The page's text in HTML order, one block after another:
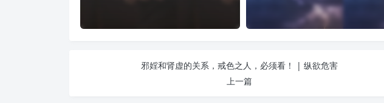
邪婬和肾虚的关系，戒色之人，必须看！ | 纵欲危害
上一篇